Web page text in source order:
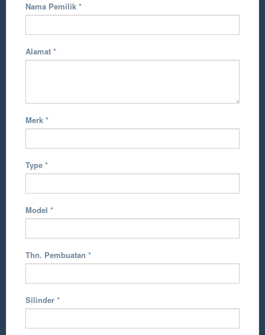
Nama Pemilik *
Alamat *
Merk *
Type *
Model *
Thn. Pembuatan *
Silinder *